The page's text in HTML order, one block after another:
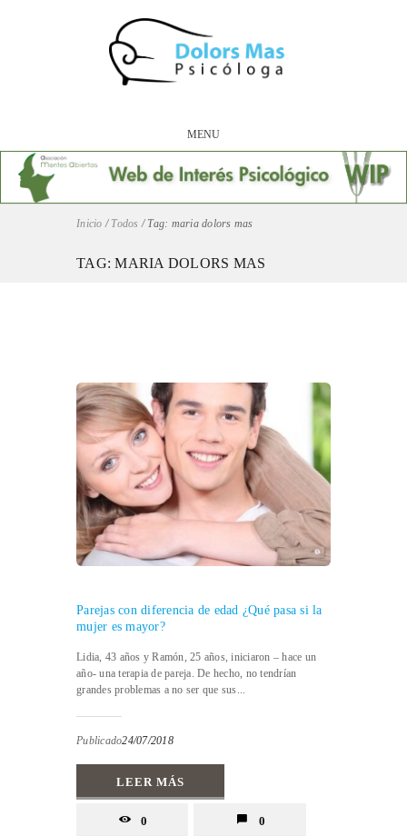
MENU
Inicio / Todos / Tag: maria dolors mas
TAG: MARIA DOLORS MAS
Parejas con diferencia de edad ¿Qué pasa si la
mujer es mayor?
Lidia, 43 años y Ramón, 25 años, iniciaron – hace un
año- una terapia de pareja. De hecho, no tendrían
grandes problemas a no ser que sus...
Publicado24/07/2018
LEER MÁS
0 0